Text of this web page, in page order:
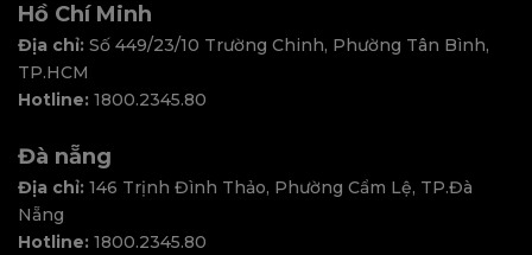
Hồ Chí Minh
Địa chỉ: Số 449/23/10 Trường Chinh, Phường Tân Bình,
TP.HCM
Hotline: 1800.2345.80
Đà nẵng
Địa chỉ: 146 Trịnh Đình Thảo, Phường Cẩm Lệ, TP.Đà
Nẵng
Hotline: 1800.2345.80